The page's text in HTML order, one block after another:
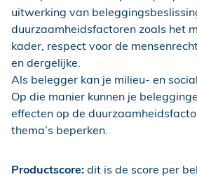
uitwerking van
duurzaamheidsfactoren zoals het
kader, respect voor de
en dergelijke.
Als belegger kan je milieu- en
Op die manier kunnen je
effecten op de
thema’s beperken.
Productscore:dit is de score per